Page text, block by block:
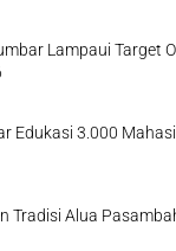
Lampaui Target
Edukasi 3.000
Tradisi Alua